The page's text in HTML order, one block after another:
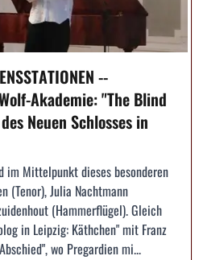
--
Akademie: "The Blind
Neuen Schlosses in
im Mittelpunkt dieses besonderen
(Tenor), Julia Nachtmann
(Hammerflügel). Gleich
in Leipzig: Käthchen" mit Franz
wo Pregardien mi...